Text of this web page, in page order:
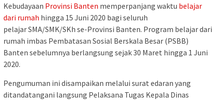
Kebudayaan Provinsi Banten memperpanjang waktu belajar
dari rumah hingga 15 Juni 2020 bagi seluruh
pelajar SMA/SMK/SKh se-Provinsi Banten. Program belajar dari
rumah imbas Pembatasan Sosial Berskala Besar (PSBB)
Banten sebelumnya berlangsung sejak 30 Maret hingga 1 Juni
2020.
Pengumuman ini disampaikan melalui surat edaran yang
ditandatangani langsung Pelaksana Tugas Kepala Dinas